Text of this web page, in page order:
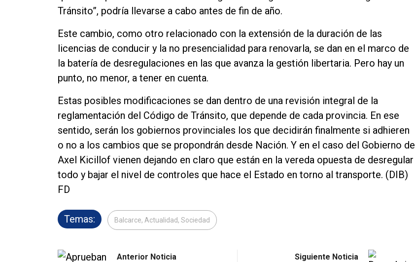
Tránsito”, podría llevarse a cabo antes de fin de año.
Este cambio, como otro relacionado con la extensión de la duración de las
licencias de conducir y la no presencialidad para renovarla, se dan en el marco de
la batería de desregulaciones en las que avanza la gestión libertaria. Pero hay un
punto, no menor, a tener en cuenta.
Estas posibles modificaciones se dan dentro de una revisión integral de la
reglamentación del Código de Tránsito, que depende de cada provincia. En ese
sentido, serán los gobiernos provinciales los que decidirán finalmente si adhieren
o no a los cambios que se propondrán desde Nación. Y en el caso del Gobierno de
Axel Kicillof vienen dejando en claro que están en la vereda opuesta de desregular
todo y bajar el nivel de controles que hace el Estado en torno al transporte. (DIB)
FD
Temas: Balcarce, Actualidad, Sociedad
Anterior Noticia Siguiente Noticia